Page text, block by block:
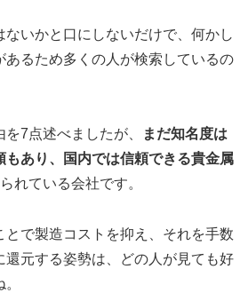
ないかと口にしないだけで、何かし
あるため多くの人が検索しているの
7点述べましたが、
まだ知名度は
もあり、国内では信頼できる貴金属
れている会社です。
とで製造コストを抑え、それを手数
還元する姿勢は、どの人が見ても好